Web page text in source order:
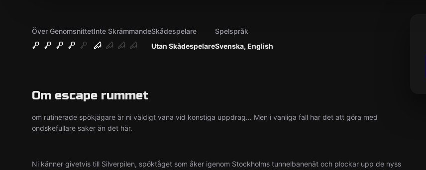
Över GenomsnittetInte Skrämmande
Utan Skådespelare
Skådespelare
Svenska, English
Spelspråk
Om escape rummet
om rutinerade spökjägare är ni väldigt vana vid konstiga uppdrag… Men i vanliga fall har det att göra med
ondskefullare saker än det här.
Ni känner givetvis till Silverpilen, spöktåget som åker igenom Stockholms tunnelbanenät och plockar upp de nyss